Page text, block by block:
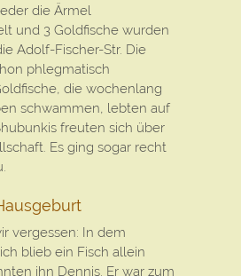
die Ärmel
und 3 Goldfische wurden
Adolf-Fischer-Str. Die
phlegmatisch
die wochenlang
schwammen, lebten auf
freuten sich über
Es ging sogar recht
vergessen: In dem
blieb ein Fisch allein
ihn Dennis. Er war zum